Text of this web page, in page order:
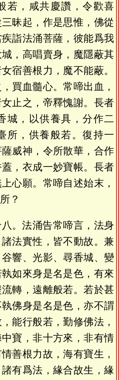
若，咸共慶讚，令歡喜
昧起，作是思惟，佛從
詣法涌菩薩，彼能爲我
，高唱賣身，魔隱蔽其
宿善根力，魔不能蔽。
買血髓心。常啼出血，
止之，帝釋愧謝。長者
城，以供養具，分作二
所，供養般若。復持一
威神，令所散華，合作
，衣成一妙寶帳。長者
心願。常啼自述始末，
？
。法涌告常啼言，法身
法實性，皆不動故。兼
響、光影、尋香城、變
如來身是名是色，有來
轉，遠離般若。若於甚
佛身是名是色，亦不謂
能行般若，勤修佛法，
寶，非十方來，非有情
善根力故，海有寶生，
有爲法，緣合故生，緣